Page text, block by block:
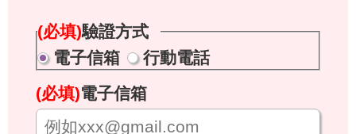
(必填)驗證方式
電子信箱
行動電話
(必填)電子信箱